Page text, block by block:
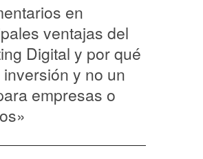
en
ventajas del
Digital y por qué
y no un
empresas o
»